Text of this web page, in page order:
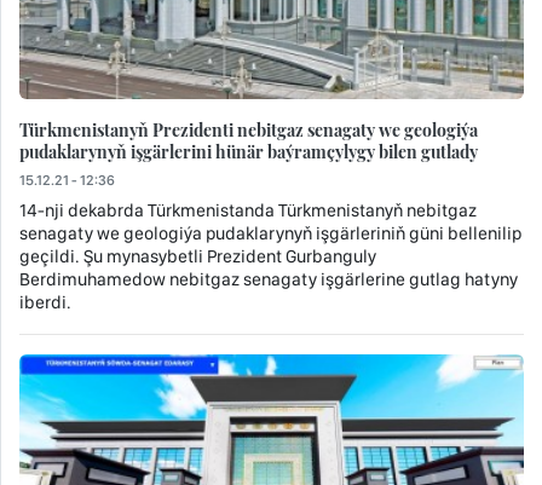
Türkmenistanyň Prezidenti nebitgaz senagaty we geologiýa
pudaklarynyň işgärlerini hünär baýramçylygy bilen gutlady
15.12.21 - 12:36
14-nji dekabrda Türkmenistanda Türkmenistanyň nebitgaz
senagaty we geologiýa pudaklarynyň işgärleriniň güni bellenilip
geçildi. Şu mynasybetli Prezident Gurbanguly
Berdimuhamedow nebitgaz senagaty işgärlerine gutlag hatyny
iberdi.